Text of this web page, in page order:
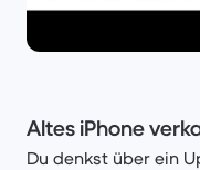
Altes iPhone
Du denkst über ein